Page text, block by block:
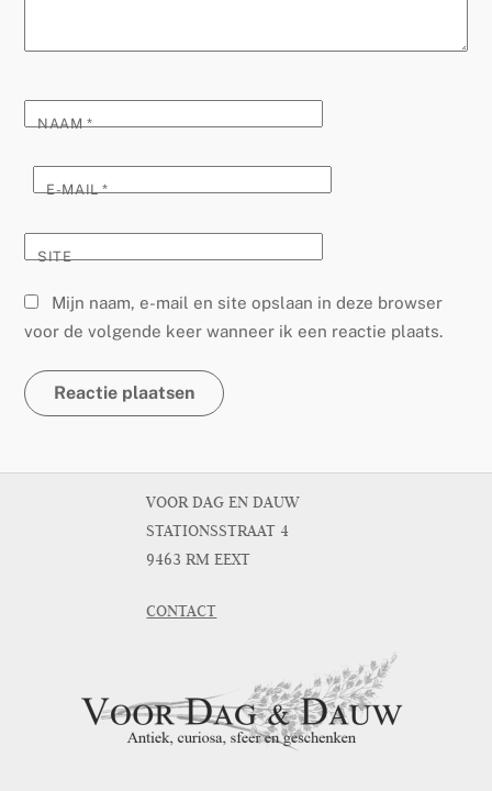
NAAM*
E-MAIL*
SITE
Mijn naam, e-mail en site opslaan in deze browser
voor de volgende keer wanneer ik een reactie plaats.
VOOR DAG EN DAUW
STATIONSSTRAAT 4
9463 RM EEXT
CONTACT